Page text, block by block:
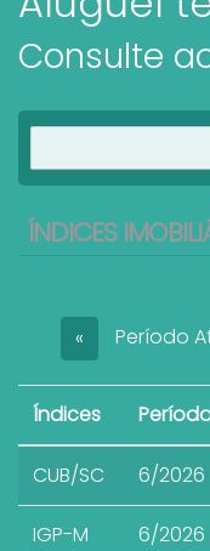
Consulte
ÍNDICES
« Período
Índices
CUB/SC 6/2026
IGP-M 6/2026